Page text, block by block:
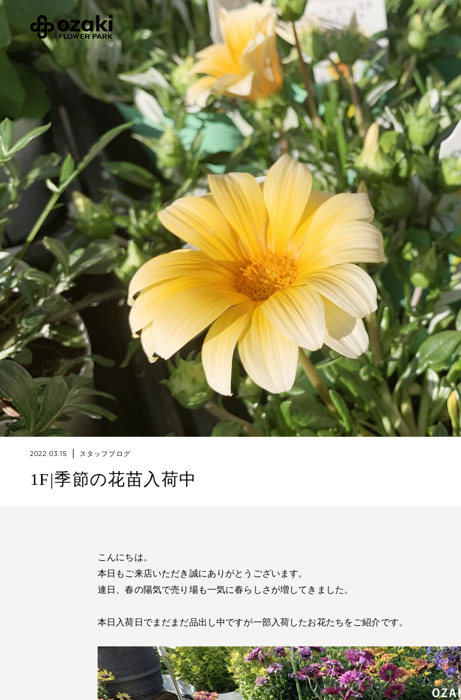
2022.03.15 スタッフブログ
1F|季節の花苗入荷中
こんにちは。
本日もご来店いただき誠にありがとうございます。
連日、春の陽気で売り場も一気に春らしさが増してきました。
本日入荷日でまだまだ品出し中ですが一部入荷したお花たちをご紹介です。